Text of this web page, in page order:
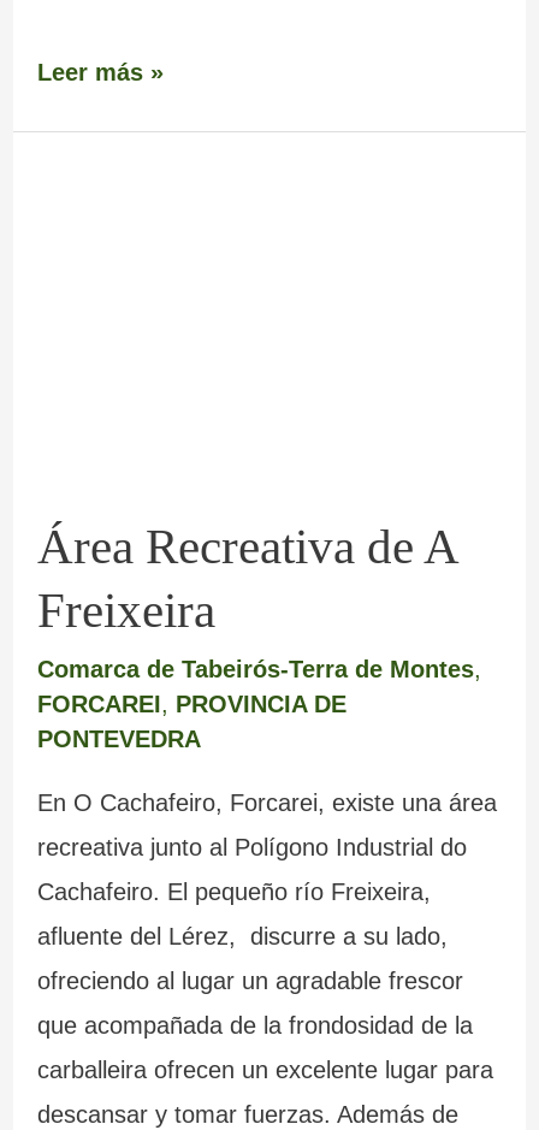
Leer más »
Área Recreativa de A
Freixeira
Comarca de Tabeirós-Terra de Montes,
FORCAREI, PROVINCIA DE
PONTEVEDRA
En O Cachafeiro, Forcarei, existe una área
recreativa junto al Polígono Industrial do
Cachafeiro. El pequeño río Freixeira,
afluente del Lérez, discurre a su lado,
ofreciendo al lugar un agradable frescor
que acompañada de la frondosidad de la
carballeira ofrecen un excelente lugar para
descansar y tomar fuerzas. Además de